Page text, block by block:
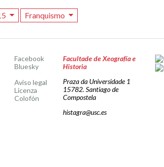
Franquismo
Facebook
Bluesky
Aviso legal
Licenza
Colofón
Facultade de Xeografía e
Historia
Praza da Universidade 1
15782. Santiago de
Compostela
histagra@usc.es